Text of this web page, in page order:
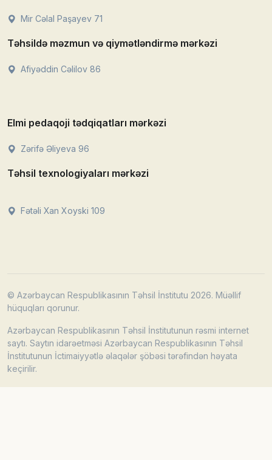
Mir Cəlal Paşayev 71
Təhsildə məzmun və qiymətləndirmə mərkəzi
Afiyəddin Cəlilov 86
Elmi pedaqoji tədqiqatları mərkəzi
Zərifə Əliyeva 96
Təhsil texnologiyaları mərkəzi
Fətəli Xan Xoyski 109
© Azərbaycan Respublikasının Təhsil İnstitutu 2026. Müəllif
hüquqları qorunur.
Azərbaycan Respublikasının Təhsil İnstitutunun rəsmi internet
saytı. Saytın idarəetməsi Azərbaycan Respublikasının Təhsil
İnstitutunun İctimaiyyətlə əlaqələr şöbəsi tərəfindən həyata
keçirilir.